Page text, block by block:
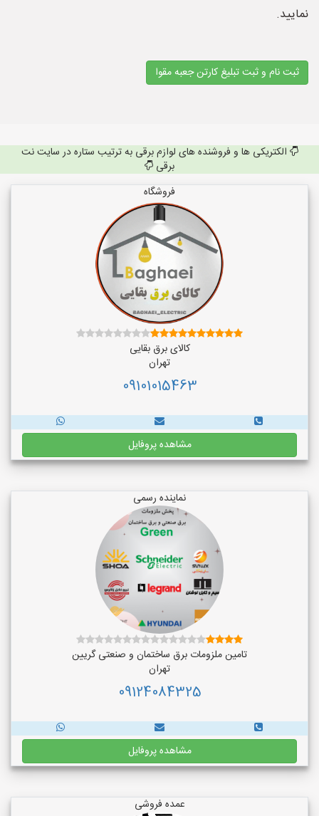
نمایید.
ثبت نام و ثبت تبلیغ کارتن جعبه مقوا
الکتریکی ها و فروشنده های لوازم برقی به ترتیب ستاره در سایت نت
برقی
فروشگاه
کالای برق بقایی
تهران
09101015463
مشاهده پروفایل
نماینده رسمی
تامین ملزومات برق ساختمان و صنعتی گریین
تهران
09124084325
مشاهده پروفایل
عمده فروشی